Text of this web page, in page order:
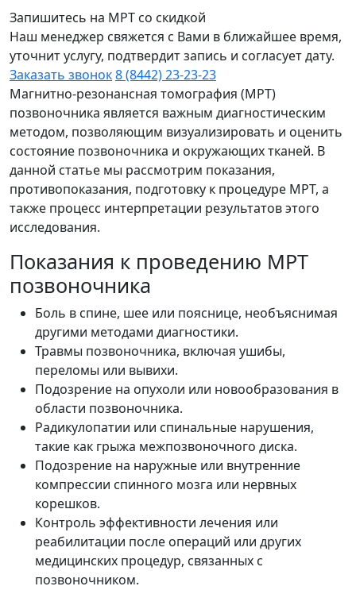
Запишитесь на МРТ со скидкой
Наш менеджер свяжется с Вами в ближайшее время,
уточнит услугу, подтвердит запись и согласует дату.
Заказать звонок8 (8442) 23-23-23
Магнитно-резонансная томография (МРТ)
позвоночника является важным диагностическим
методом, позволяющим визуализировать и оценить
состояние позвоночника и окружающих тканей. В
данной статье мы рассмотрим показания,
противопоказания, подготовку к процедуре МРТ, а
также процесс интерпретации результатов этого
исследования.
Показания к проведению МРТ
позвоночника
Боль в спине, шее или пояснице, необъяснимая
другими методами диагностики.
Травмы позвоночника, включая ушибы,
переломы или вывихи.
Подозрение на опухоли или новообразования в
области позвоночника.
Радикулопатии или спинальные нарушения,
такие как грыжа межпозвоночного диска.
Подозрение на наружные или внутренние
компрессии спинного мозга или нервных
корешков.
Контроль эффективности лечения или
реабилитации после операций или других
медицинских процедур, связанных с
позвоночником.